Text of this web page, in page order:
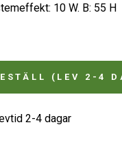
10 W. B: 55 H
(LEV 2-4
2-4 dagar